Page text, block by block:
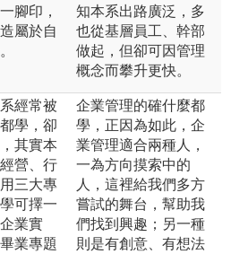
腳印，
屬於自
知本系出路廣泛，多
也從基層員工、幹部
做起，但卻可因管理
概念而攀升更快。
經常被
學，卻
其實本
營、行
三大專
可擇一
業實
業專題
企業管理的確什麼都
學，正因為如此，企
業管理適合兩種人，
一為方向摸索中的
人，這裡給我們多方
嘗試的舞台，幫助我
們找到興趣；另一種
則是有創意、有想法